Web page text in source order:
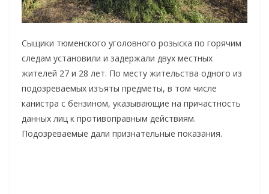
Сыщики тюменского уголовного розыска по горячим
следам установили и задержали двух местных
жителей 27 и 28 лет. По месту жительства одного из
подозреваемых изъяты предметы, в том числе
канистра с бензином, указывающие на причастность
данных лиц к противоправным действиям.
Подозреваемые дали признательные показания.